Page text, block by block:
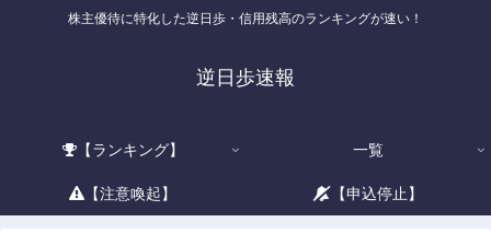
株主優待に特化した逆日歩・信用残高のランキングが速い！
逆日歩速報
【ランキング】 一覧
【注意喚起】 【申込停止】